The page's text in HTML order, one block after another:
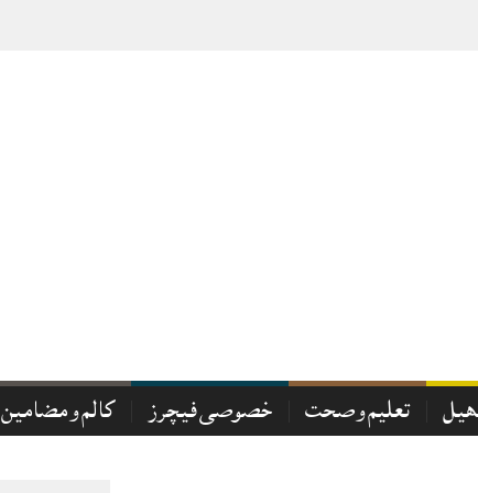
تعلیم و صحت خصوصی فیچرز کالم و مضامین